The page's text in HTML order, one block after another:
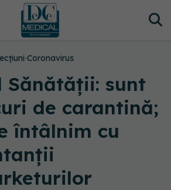
›Coronavirus
Sănătății: sunt
de carantină;
întâlnim cu